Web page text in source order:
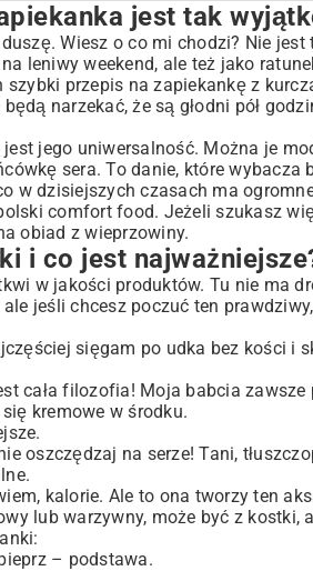
tak wyjątkowa?
bez stresu
gdy najdzie Cię fantazja
zawsze wyszła idealna
jest tak
Wiesz o co mi chodzi? Nie
leniwy weekend, ale też jako
szybki przepis na zapiekankę z
narzekać, że są głodni pół
jego uniwersalność. Można je
sera. To danie, które
w dzisiejszych czasach ma
comfort food. Jeżeli szukasz
obiad z wieprzowiny.
i co jest
w jakości produktów. Tu nie ma
jeśli chcesz poczuć ten
sięgam po udka bez kości i
cała filozofia! Moja babcia
kremowe w środku.
oszczędzaj na serze! Tani,
kalorie. Ale to ona tworzy ten
lub warzywny, może być z kostki,
– podstawa.